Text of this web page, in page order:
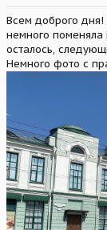
Всем доброго
немного поменяла
осталось,
Немного фото с